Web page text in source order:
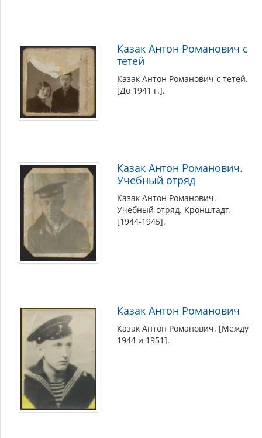
Казак Антон Романович с
тетей
Казак Антон Романович с тетей.
[До 1941 г.].
Казак Антон Романович.
Учебный отряд
Казак Антон Романович.
Учебный отряд. Кронштадт,
[1944-1945].
Казак Антон Романович
Казак Антон Романович. [Между
1944 и 1951].